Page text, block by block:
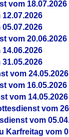
vom 18.07.2026
vom 20.06.2026
vom 24.05.2026
vom 16.05.2026
vom 14.05.2026
vom
vom
Karfreitag vom